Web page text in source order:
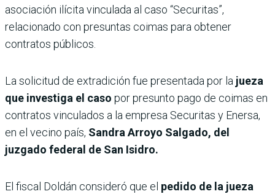
asociación ilícita vinculada al caso “Securitas”,
relacionado con presuntas coimas para obtener
contratos públicos.
La solicitud de extradición fue presentada por la jueza
que investiga el caso por presunto pago de coimas en
contratos vinculados a la empresa Securitas y Enersa,
en el vecino país, Sandra Arroyo Salgado, del
juzgado federal de San Isidro.
El fiscal Doldán consideró que el pedido de la jueza